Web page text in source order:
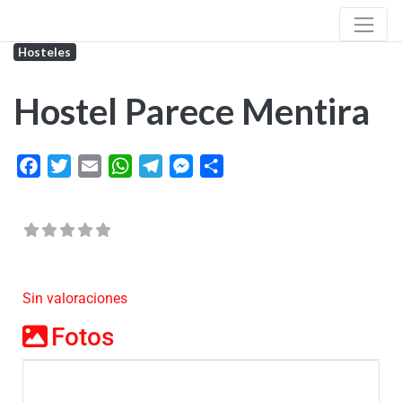
Hosteles
Hostel Parece Mentira
FacebookTwitterEmail WhatsAppTelegramMessenger
Sin valoraciones
Fotos